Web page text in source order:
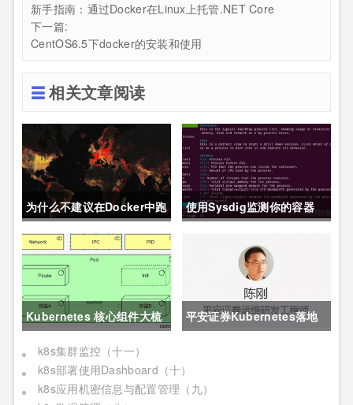
新手指南：通过Docker在Linux上托管.NET Core
下一篇:
CentOS6.5下docker的安装和使用
相关文章阅读
为什么不建议在Docker中跑
MySQL?
使用Sysdig监测你的容器
Kubernetes 核心组件大梳
理，看完更明白了
平安证券Kubernetes落地
k8s集群监控（十一）
k8s部署使用Dashboard（十）
k8s应用机密信息与配置管理（九）